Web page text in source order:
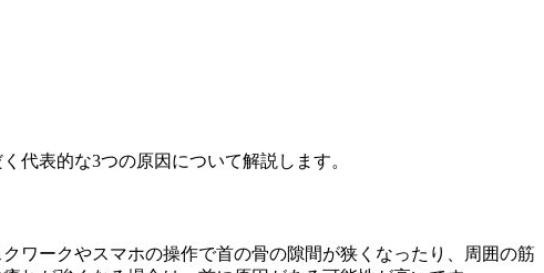
代表的な3つの原因について解説します。
ワークやスマホの操作で首の骨の隙間が狭くなったり、周囲の筋